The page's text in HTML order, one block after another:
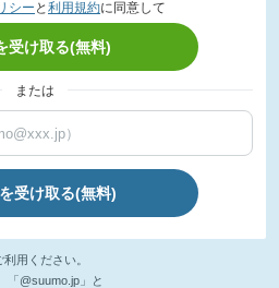
シー と 利用規約に同意して
受け取る(無料)
または
受け取る(無料)
用ください。
「@suumo.jp」と